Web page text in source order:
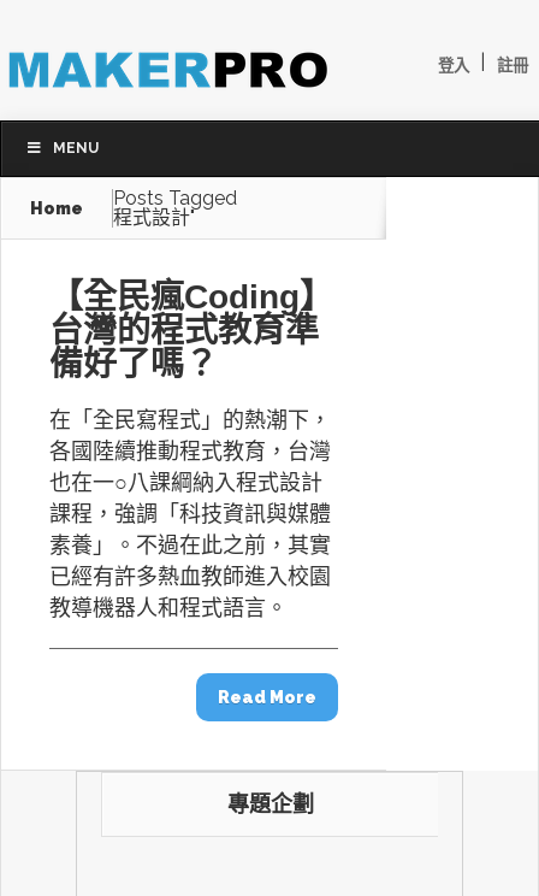
登入 註冊
MENU
Home
Posts Tagged
程式設計"
【全民瘋Coding】
台灣的程式教育準
備好了嗎？
在「全民寫程式」的熱潮下，
各國陸續推動程式教育，台灣
也在一○八課綱納入程式設計
課程，強調「科技資訊與媒體
素養」。不過在此之前，其實
已經有許多熱血教師進入校園
教導機器人和程式語言。
Read More
專題企劃